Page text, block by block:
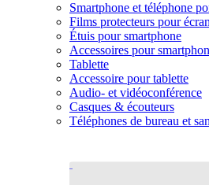
Smartphone et téléphone
Films protecteurs pour
Étuis pour smartphone
Accessoires pour
Tablette
Accessoire pour tablette
Audio- et vidéoconférence
Casques & écouteurs
Téléphones de bureau et